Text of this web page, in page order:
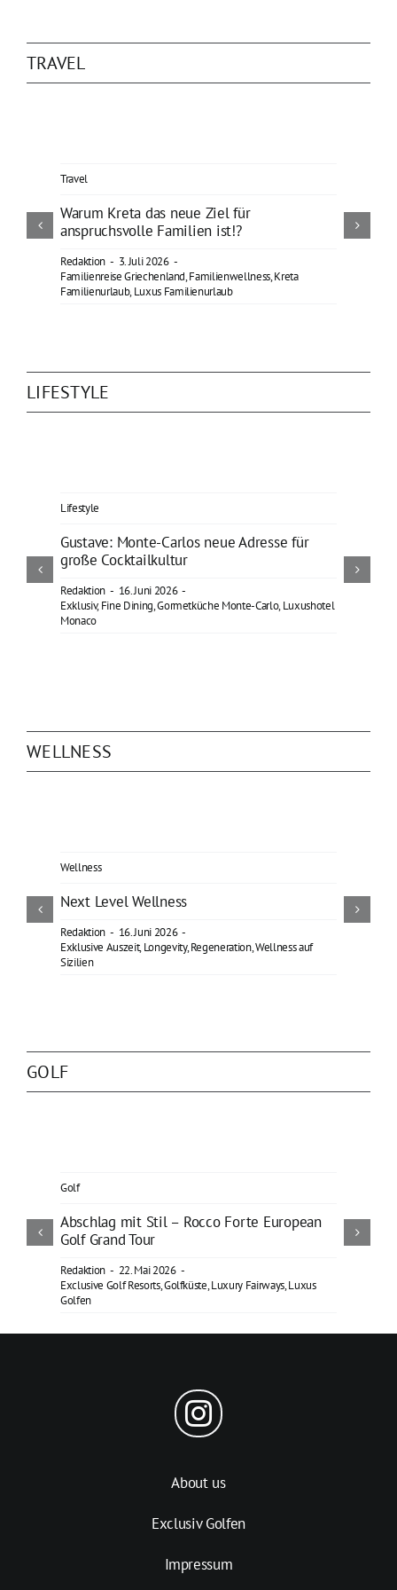
TRAVEL
Travel
Warum Kreta das neue Ziel für
anspruchsvolle Familien ist!?
Redaktion - 3. Juli 2026 -
Familienreise Griechenland,Familienwellness,Kreta
Familienurlaub,Luxus Familienurlaub
LIFESTYLE
Lifestyle
Gustave: Monte-Carlos neue Adresse für
große Cocktailkultur
Redaktion - 16. Juni 2026 -
Exklusiv,Fine Dining,Gormetküche Monte-Carlo,Luxushotel
Monaco
WELLNESS
Wellness
Next Level Wellness
Redaktion - 16. Juni 2026 -
Exklusive Auszeit,Longevity,Regeneration,Wellness auf
Sizilien
GOLF
Golf
Abschlag mit Stil – Rocco Forte European
Golf Grand Tour
Redaktion - 22. Mai 2026 -
Exclusive Golf Resorts,Golfküste,Luxury Fairways,Luxus
Golfen
About us
Exclusiv Golfen
Impressum